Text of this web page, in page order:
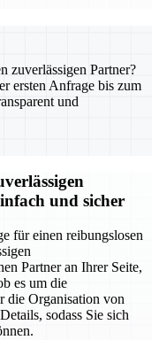
zuverlässigen Partner?
ersten Anfrage bis zum
und
und sicher
für einen reibungslosen
Partner an Ihrer Seite,
es um die
die Organisation von
sodass Sie sich